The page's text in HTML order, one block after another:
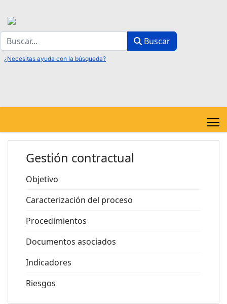
Buscar Buscar
Gestión contractual
Objetivo
Caracterización del proceso
Procedimientos
Documentos asociados
Indicadores
Riesgos